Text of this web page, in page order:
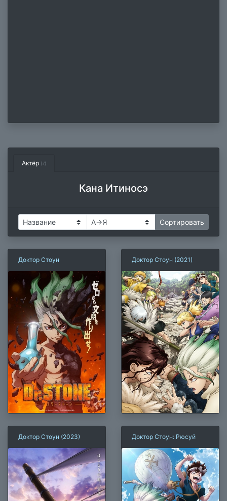
Актёр (7)
Кана Итиносэ
Доктор Стоун Доктор Стоун (2021)
Доктор Стоун (2023) Доктор Стоун: Рюсуй